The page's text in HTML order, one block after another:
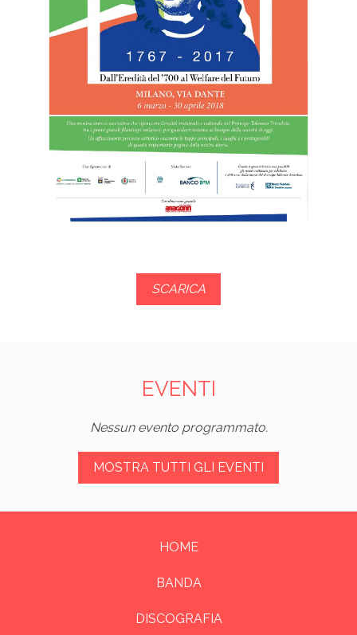
SCARICA
EVENTI
Nessun evento programmato.
MOSTRA TUTTI GLI EVENTI
HOME
BANDA
DISCOGRAFIA